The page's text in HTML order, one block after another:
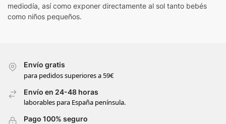
mediodía, así como exponer directamente al sol tanto bebés
como niños pequeños.
Envío gratis
para pedidos superiores a 59€
Envío en 24-48 horas
laborables para España península.
Pago 100% seguro